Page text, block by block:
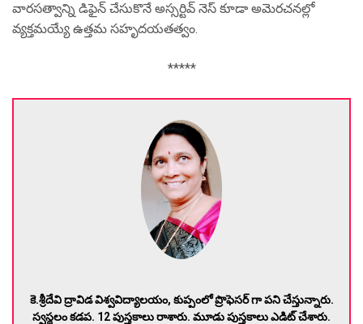
వారసత్వాన్ని డిఫైన్ చేసుకొనే అస్సర్టివ్ నెస్ కూడా అమెరచనల్లో
వ్యక్తమయ్యే ఉత్తమ సహృదయతత్వం.
*****
కె.శ్రీదేవి ద్రావిడ విశ్వవిద్యాలయం, కుప్పంలో ప్రొఫెసర్ గా పని చేస్తున్నారు.
స్వస్థలం కడప. 12 పుస్తకాలు రాశారు. మూడు పుస్తకాలు ఎడిట్ చేశారు.